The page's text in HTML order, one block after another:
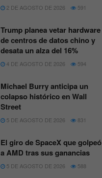
2 DE AGOSTO DE 2026 591
Trump planea vetar hardware
de centros de datos chino y
desata un alza del 16%
4 DE AGOSTO DE 2026 594
Michael Burry anticipa un
colapso histórico en Wall
Street
5 DE AGOSTO DE 2026 831
El giro de SpaceX que golpeó
a AMD tras sus ganancias
5 DE AGOSTO DE 2026 588